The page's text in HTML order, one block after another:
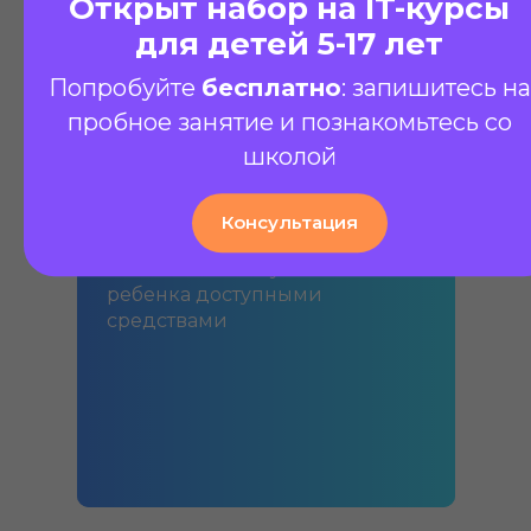
ребенка доступными
средствами
Материнский
капитал
Открыт набор на IT-курсы
для детей 5-17 лет
Попробуйте бесплатно: запишитесь на
пробное занятие и познакомьтесь со
школой
Консультация